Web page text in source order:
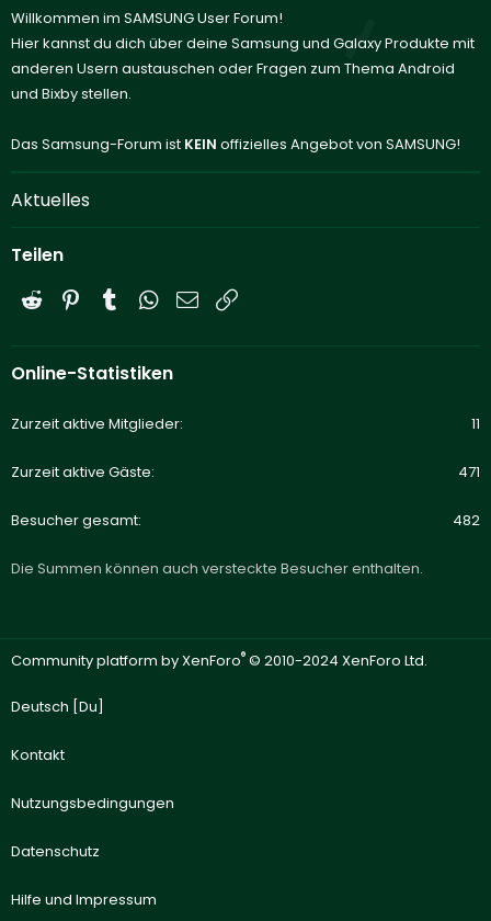
Willkommen im SAMSUNG User Forum!
Hier kannst du dich über deine Samsung und Galaxy Produkte mit
anderen Usern austauschen oder Fragen zum Thema Android
und Bixby stellen.
Das Samsung-Forum ist KEIN offizielles Angebot von SAMSUNG!
Aktuelles
Teilen
Reddit PinterestTumblrWhatsApp
E-Mail
Online-Statistiken
Zurzeit aktive Mitglieder 11
Zurzeit aktive Gäste 471
Besucher gesamt 482
Die Summen können auch versteckte Besucher enthalten.
Community platform by XenForo® © 2010-2024 XenForo Ltd.
Deutsch [Du]
Kontakt
Nutzungsbedingungen
Datenschutz
Hilfe und Impressum